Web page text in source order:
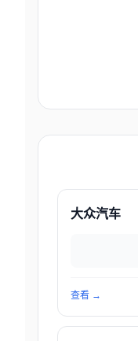
大众汽车
查看 →